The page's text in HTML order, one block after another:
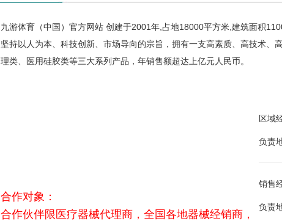
九游体育（中国）官方网站 创建于2001年,占地18000平方米,建筑面积
坚持以人为本、科技创新、市场导向的宗旨，拥有一支高素质、高技术、
理类、医用硅胶类等三大系列产品，年销售额超达上亿元人民币。
合作对象：
合作伙伴限医疗器械代理商，全国各地器械经销商，
区域
负责
销售
负责